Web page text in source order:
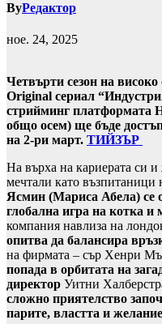
ByРедактор
ное. 24, 2025
Четвърти сезон на
Original сериал
стрийминг платформата
общо осем) ще бъде
на 2-ри март. ТИЙЗЪР
На върха на кариерата си
мечтали като възпитаници
Ясмин (Мариса Абела) се
глобална игра на котка
компания навлиза на
опитва да балансира
на фирмата – сър Хенри
попада в орбитата на
директор Уитни
сложно приятелство
парите, властта и